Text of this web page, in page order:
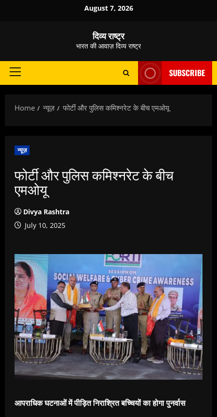
August 7, 2026
दिव्य राष्ट्र
भारत की आवाज़ दिव्य राष्ट्र
Primary
SUBSCRIBE
Home न्यूज़ फोर्टी और पुलिस कमिश्‍नरेट के बीच एमओयू
न्यूज़
फोर्टी और पुलिस कमिश्‍नरेट के बीच
एमओयू
Divya Rashtra
July 10, 2025
आपराधिक घटनाओं में पीड़ित निराश्रित बच्‍चियों का होगा पुनर्वास